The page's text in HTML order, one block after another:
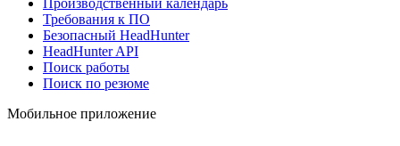
Требования к ПО
Безопасный HeadHunter
HeadHunter API
Поиск работы
Поиск по резюме
Мобильное приложение